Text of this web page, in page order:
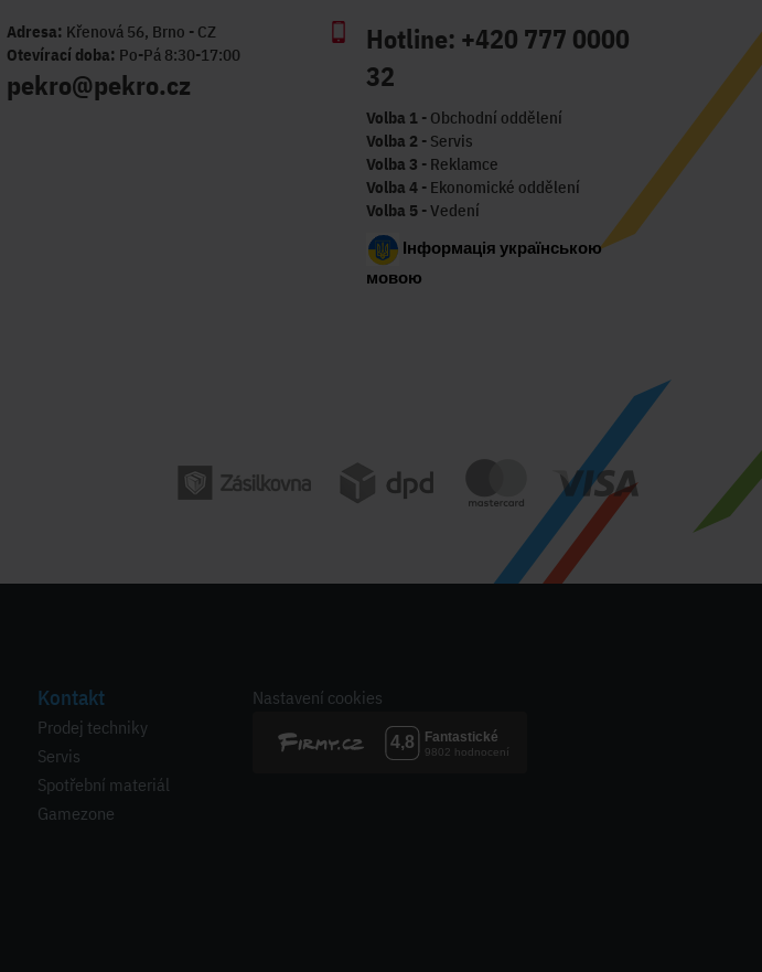
Adresa: Křenová 56, Brno - CZ
Otevírací doba: Po-Pá 8:30-17:00
pekro@pekro.cz
Hotline: +420 777 0000
32
Volba 1 - Obchodní oddělení
Volba 2 - Servis
Volba 3 - Reklamce
Volba 4 - Ekonomické oddělení
Volba 5 - Vedení
Інформація українською
мовою
Kontakt
Prodej techniky
Servis
Spotřební materiál
Gamezone
Nastavení cookies